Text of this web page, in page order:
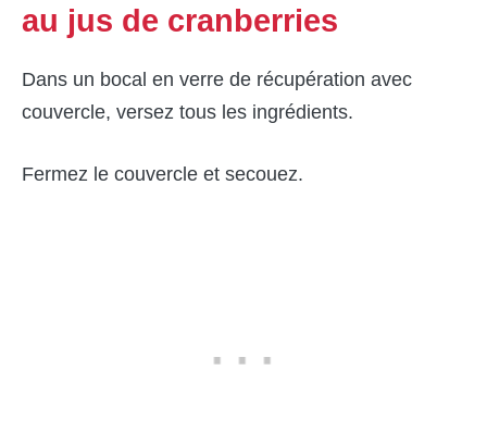
au jus de cranberries
Dans un bocal en verre de récupération avec
couvercle, versez tous les ingrédients.
Fermez le couvercle et secouez.